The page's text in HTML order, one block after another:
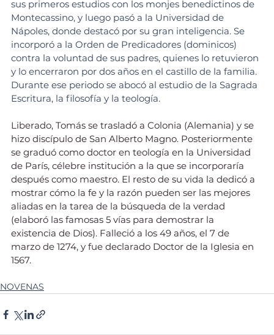
sus primeros estudios con los monjes benedictinos de
Montecassino, y luego pasó a la Universidad de
Nápoles, donde destacó por su gran inteligencia. Se
incorporó a la Orden de Predicadores (dominicos)
contra la voluntad de sus padres, quienes lo retuvieron
y lo encerraron por dos años en el castillo de la familia.
Durante ese periodo se abocó al estudio de la Sagrada
Escritura, la filosofía y la teología.
Liberado, Tomás se trasladó a Colonia (Alemania) y se
hizo discípulo de San Alberto Magno. Posteriormente
se graduó como doctor en teología en la Universidad
de París, célebre institución a la que se incorporaría
después como maestro. El resto de su vida la dedicó a
mostrar cómo la fe y la razón pueden ser las mejores
aliadas en la tarea de la búsqueda de la verdad
(elaboró las famosas 5 vías para demostrar la
existencia de Dios). Falleció a los 49 años, el 7 de
marzo de 1274, y fue declarado Doctor de la Iglesia en
1567.
NOVENAS